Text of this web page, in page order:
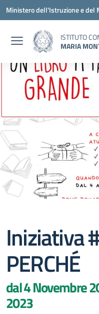
Vai ai contenuti
Vai al menu di navigazione
Vai al footer
Ministero dell'Istruzione e del
ISTITUTO
MARIA
Iniziativa
PERCHÉ
dal 4 Novembre
2023